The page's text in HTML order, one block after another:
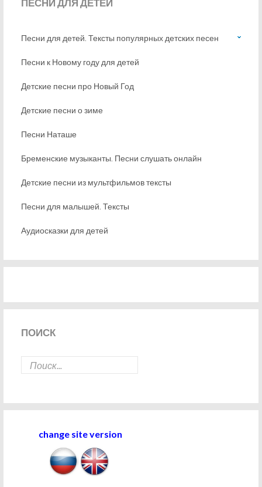
ПЕСНИДЛЯ ДЕТЕЙ
Песни для детей. Тексты популярных детских песен
Песни к Новому году для детей
Детские песни про Новый Год
Детские песни о зиме
Песни Наташе
Бременские музыканты. Песни слушать онлайн
Детские песни из мультфильмов тексты
Песни для малышей. Тексты
Аудиосказки для детей
ПОИСК
change site version